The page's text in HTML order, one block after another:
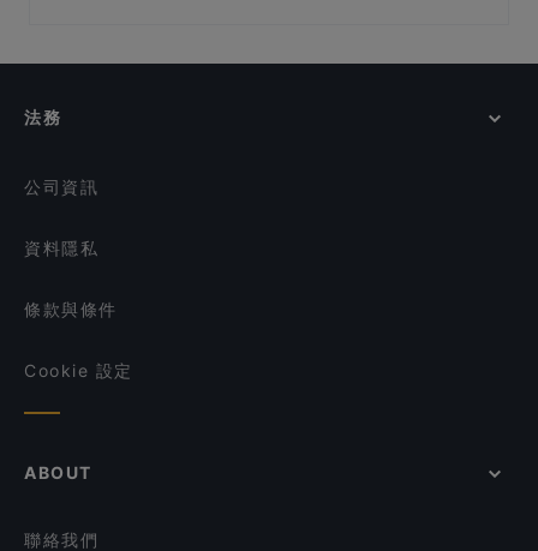
Ang Mo Kio LaLa Claypot - AMK
在 新加坡 的 提供甜點的餐廳
法務
公司資訊
資料隱私
條款與條件
Cookie 設定
ABOUT
聯絡我們